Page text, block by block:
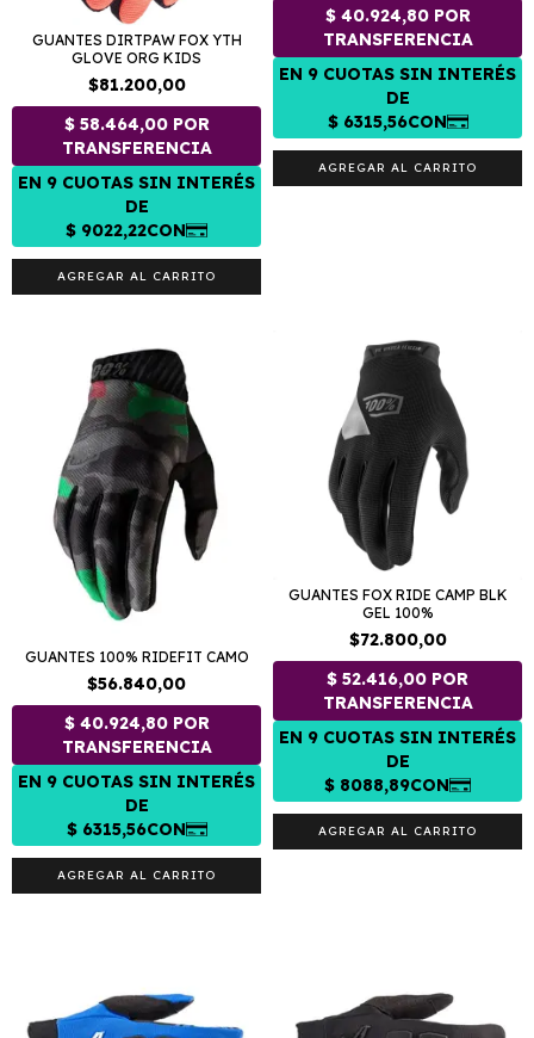
GUANTES DIRTPAW FOX YTH
GLOVE ORG KIDS
$81.200,00
AGREGAR AL CARRITO
AGREGAR AL CARRITO
GUANTES 100% RIDEFIT CAMO
$56.840,00
AGREGAR AL CARRITO
GUANTES FOX RIDE CAMP BLK
GEL 100%
$72.800,00
AGREGAR AL CARRITO